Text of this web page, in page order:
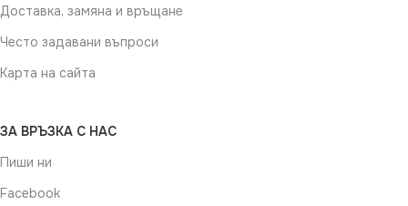
Доставка, замяна и връщане
Често задавани въпроси
Карта на сайта
ЗА ВРЪЗКА С НАС
Пиши ни
Facebook